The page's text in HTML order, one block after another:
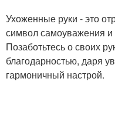
Ухоженные руки - это
символ самоуважения и
Позаботьтесь о своих
благодарностью, даря
гармоничный настрой.